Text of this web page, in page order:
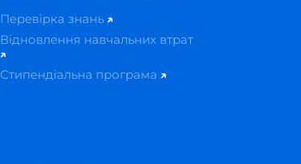
Перевірка знань
Відновлення навчальних втрат
Стипендіальна програма